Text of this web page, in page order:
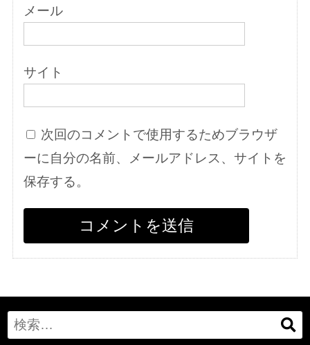
メール
サイト
次回のコメントで使用するためブラウザ
ーに自分の名前、メールアドレス、サイトを
保存する。
Search